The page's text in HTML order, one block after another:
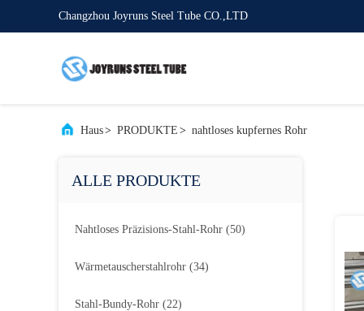
Changzhou Joyruns Steel Tube CO.,LTD
Haus> PRODUKTE > nahtloses kupfernes Rohr
ALLE PRODUKTE
Nahtloses Präzisions-Stahl-Rohr (50)
Wärmetauscherstahlrohr (34)
Stahl-Bundy-Rohr (22)